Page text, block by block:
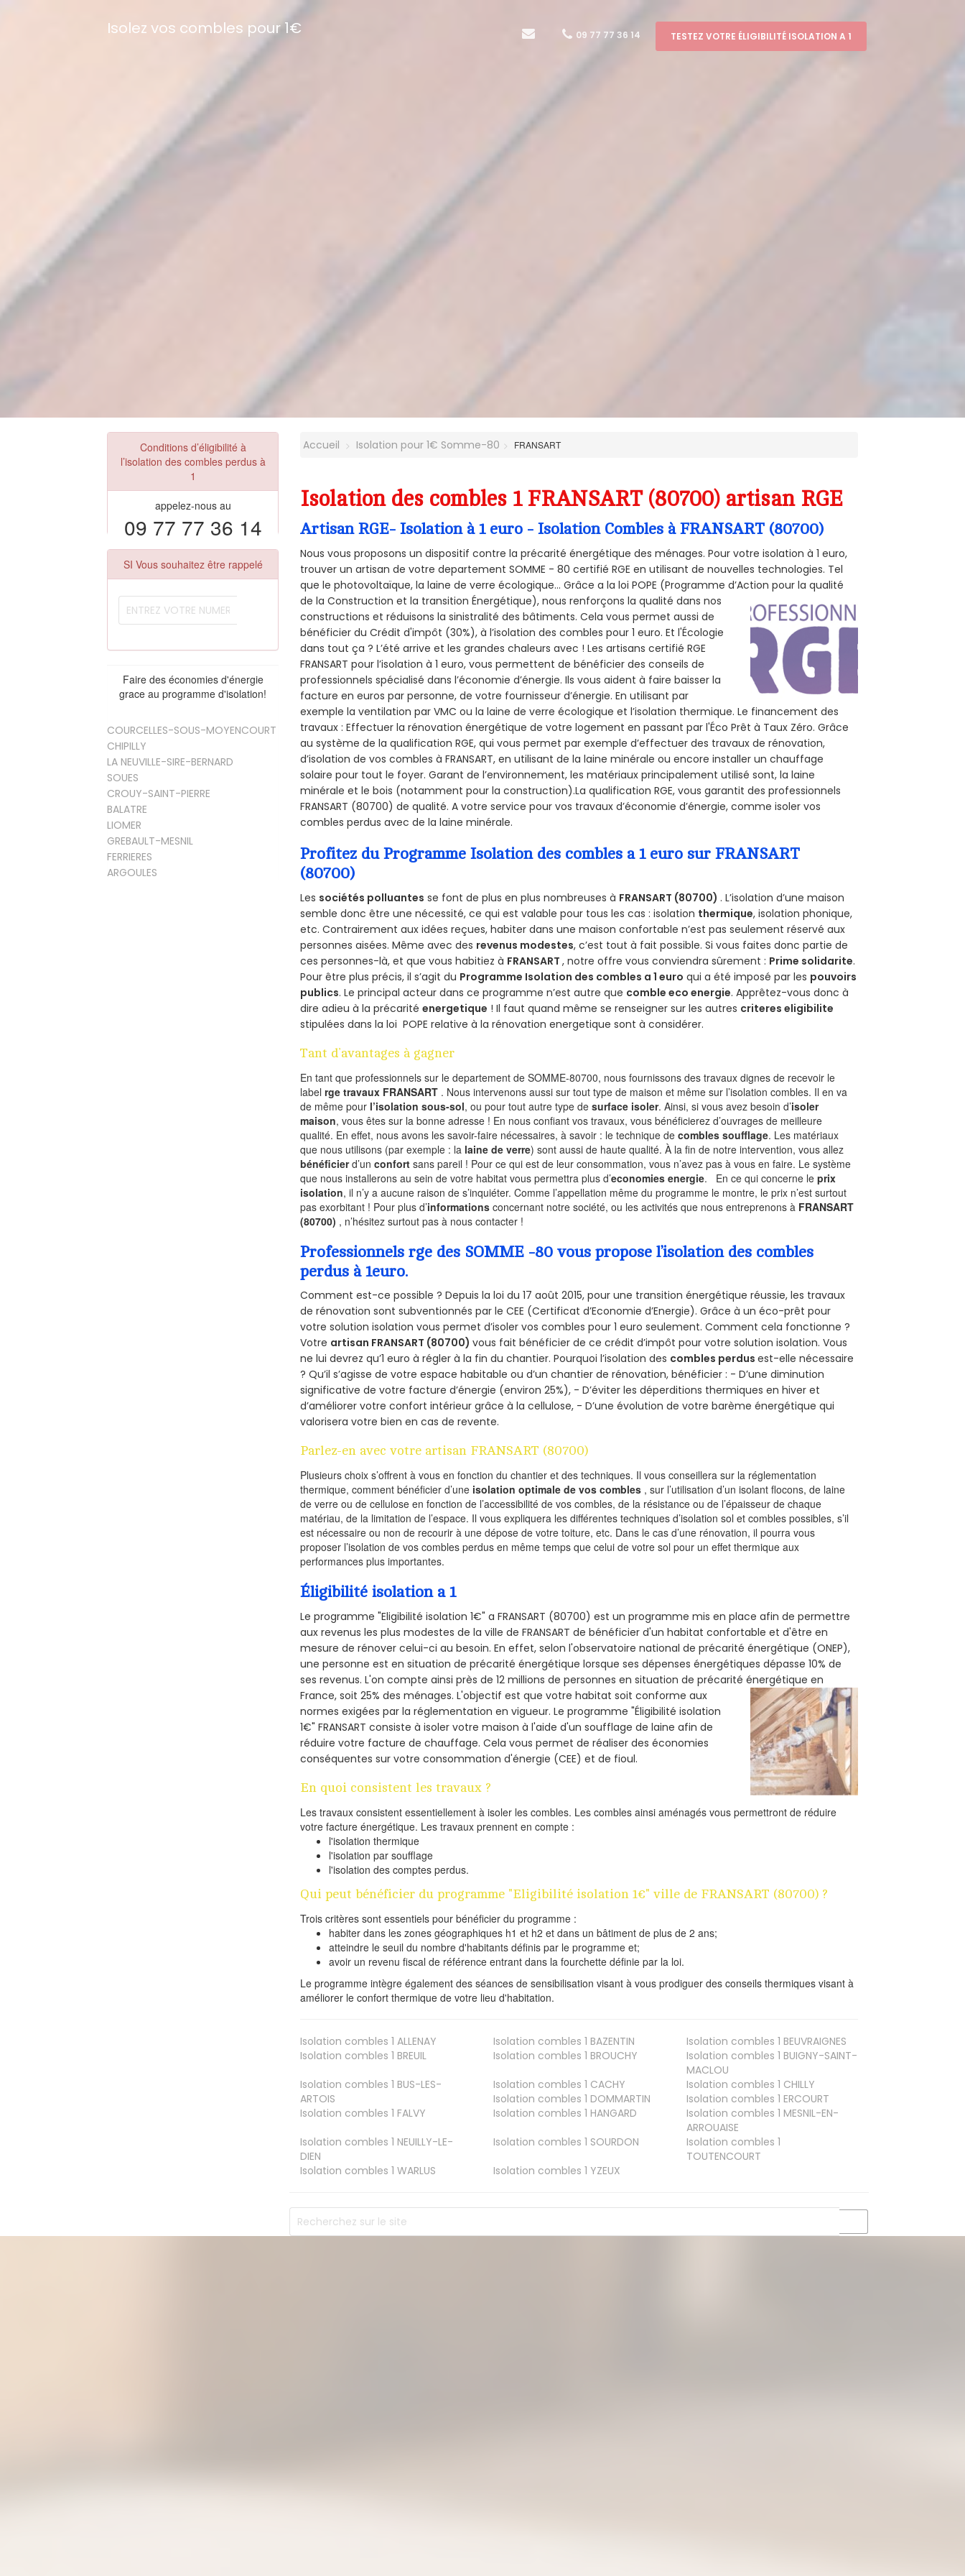
Isolez vos combles pour 1€ 09 77 77 36 14 TESTEZ VOTRE ÉLIGIBILITÉ ISOLATION A 1
Conditions d’éligibilité à
l’isolation des combles perdus à
1
appelez-nous au
09 77 77 36 14
SI Vous souhaitez être rappelé
Faire des économies d'énergie
grace au programme d'isolation!
COURCELLES-SOUS-MOYENCOURT
CHIPILLY
LA NEUVILLE-SIRE-BERNARD
SOUES
CROUY-SAINT-PIERRE
BALATRE
LIOMER
GREBAULT-MESNIL
FERRIERES
ARGOULES
Accueil Isolation pour 1€ Somme-80 FRANSART
Isolation des combles 1 FRANSART (80700) artisan RGE
Artisan RGE- Isolation à 1 euro - Isolation Combles à FRANSART (80700)
Nous vous proposons un dispositif contre la précarité énergétique des ménages. Pour votre isolation à 1 euro,
trouver un artisan de votre departement SOMME - 80 certifié RGE en utilisant de nouvelles technologies. Tel
que le photovoltaïque, la laine de verre écologique... Grâce a la loi POPE (Programme d’Action pour la qualité
de la Construction et la transition Énergétique), nous renforçons la qualité dans nos
constructions et réduisons la sinistralité des bâtiments. Cela vous permet aussi de
bénéficier du Crédit d'impôt (30%), à l’isolation des combles pour 1 euro. Et l'Écologie
dans tout ça ? L’été arrive et les grandes chaleurs avec ! Les artisans certifié RGE
FRANSART pour l’isolation à 1 euro, vous permettent de bénéficier des conseils de
professionnels spécialisé dans l’économie d’énergie. Ils vous aident à faire baisser la
facture en euros par personne, de votre fournisseur d’énergie. En utilisant par
exemple la ventilation par VMC ou la laine de verre écologique et l’isolation thermique. Le financement des
travaux : Effectuer la rénovation énergétique de votre logement en passant par l'Éco Prêt à Taux Zéro. Grâce
au système de la qualification RGE, qui vous permet par exemple d’effectuer des travaux de rénovation,
d’isolation de vos combles à FRANSART, en utilisant de la laine minérale ou encore installer un chauffage
solaire pour tout le foyer. Garant de l’environnement, les matériaux principalement utilisé sont, la laine
minérale et le bois (notamment pour la construction).La qualification RGE, vous garantit des professionnels
FRANSART (80700) de qualité. A votre service pour vos travaux d’économie d’énergie, comme isoler vos
combles perdus avec de la laine minérale.
Profitez du Programme Isolation des combles a 1 euro sur FRANSART
(80700)
Les sociétés polluantes se font de plus en plus nombreuses à FRANSART (80700) . L’isolation d’une maison
semble donc être une nécessité, ce qui est valable pour tous les cas : isolation thermique, isolation phonique,
etc. Contrairement aux idées reçues, habiter dans une maison confortable n’est pas seulement réservé aux
personnes aisées. Même avec des revenus modestes, c’est tout à fait possible. Si vous faites donc partie de
ces personnes-là, et que vous habitiez à FRANSART, notre offre vous conviendra sûrement : Prime solidarite.
Pour être plus précis, il s’agit du Programme Isolation des combles a 1 euro qui a été imposé par les pouvoirs
publics. Le principal acteur dans ce programme n’est autre que comble eco energie. Apprêtez-vous donc à
dire adieu à la précaritéenergetique ! Il faut quand même se renseigner sur les autres criteres eligibilite
stipulées dans la loi POPE relative à la rénovation energetique sont à considérer.
Tant d’avantages à gagner
En tant que professionnels sur le departement de SOMME-80700, nous fournissons des travaux dignes de recevoir le
labelrge travaux FRANSART . Nous intervenons aussi sur tout type de maison et même sur l’isolation combles. Il en va
de même pour l’isolation sous-sol, ou pour tout autre type desurface isoler. Ainsi, si vous avez besoin d’isoler
maison, vous êtes sur la bonne adresse ! En nous confiant vos travaux, vous bénéficierez d’ouvrages de meilleure
qualité. En effet, nous avons les savoir-faire nécessaires, à savoir : le technique decombles soufflage. Les matériaux
que nous utilisons (par exemple : la laine de verre) sont aussi de haute qualité. À la fin de notre intervention, vous allez
bénéficierd’unconfort sans pareil ! Pour ce qui est de leur consommation, vous n’avez pas à vous en faire. Le système
que nous installerons au sein de votre habitat vous permettra plus d’economies energie. En ce qui concerne leprix
isolation, il n’y a aucune raison de s’inquiéter. Comme l’appellation même du programme le montre, le prix n’est surtout
pas exorbitant ! Pour plus d’informations concernant notre société, ou les activités que nous entreprenons à FRANSART
(80700) , n’hésitez surtout pas à nous contacter !
Professionnels rge des SOMME -80 vous propose l’isolation des combles
perdus à 1euro.
Comment est-ce possible ? Depuis la loi du 17 août 2015, pour une transition énergétique réussie, les travaux
de rénovation sont subventionnés par le CEE (Certificat d’Economie d’Energie). Grâce à un éco-prêt pour
votre solution isolation vous permet d’isoler vos combles pour 1 euro seulement. Comment cela fonctionne ?
Votre artisan FRANSART (80700)vous fait bénéficier de ce crédit d’impôt pour votre solution isolation. Vous
ne lui devrez qu’1 euro à régler à la fin du chantier. Pourquoi l’isolation des combles perdusest-elle nécessaire
? Qu’il s’agisse de votre espace habitable ou d’un chantier de rénovation, bénéficier : - D’une diminution
significative de votre facture d’énergie (environ 25%), - D’éviter les déperditions thermiques en hiver et
d’améliorer votre confort intérieur grâce à la cellulose, - D’une évolution de votre barème énergétique qui
valorisera votre bien en cas de revente.
Parlez-en avec votre artisan FRANSART (80700)
Plusieurs choix s’offrent à vous en fonction du chantier et des techniques. Il vous conseillera sur la réglementation
thermique, comment bénéficier d’une isolation optimale de vos combles , sur l’utilisation d’un isolant flocons, de laine
de verre ou de cellulose en fonction de l’accessibilité de vos combles, de la résistance ou de l’épaisseur de chaque
matériau, de la limitation de l’espace. Il vous expliquera les différentes techniques d’isolation sol et combles possibles, s’il
est nécessaire ou non de recourir à une dépose de votre toiture, etc. Dans le cas d’une rénovation, il pourra vous
proposer l’isolation de vos combles perdus en même temps que celui de votre sol pour un effet thermique aux
performances plus importantes.
Éligibilité isolation a 1
Le programme "Eligibilité isolation 1€" a FRANSART (80700) est un programme mis en place afin de permettre
aux revenus les plus modestes de la ville de FRANSART de bénéficier d'un habitat confortable et d'être en
mesure de rénover celui-ci au besoin. En effet, selon l'observatoire national de précarité énergétique (ONEP),
une personne est en situation de précarité énergétique lorsque ses dépenses énergétiques dépasse 10% de
ses revenus. L'on compte ainsi près de 12 millions de personnes en situation de précarité énergétique en
France, soit 25% des ménages.L'objectif est que votre habitat soit conforme aux
normes exigées par la réglementation en vigueur. Le programme "Éligibilité isolation
1€" FRANSART consiste à isoler votre maison à l'aide d'un soufflage de laine afin de
réduire votre facture de chauffage. Cela vous permet de réaliser des économies
conséquentes sur votre consommation d'énergie (CEE) et de fioul.
En quoi consistent les travaux ?
Les travaux consistent essentiellement à isoler les combles. Les combles ainsi aménagés vous permettront de réduire
votre facture énergétique. Les travaux prennent en compte :
l'isolation thermique
l'isolation par soufflage
l'isolation des comptes perdus.
Qui peut bénéficier du programme "Eligibilité isolation 1€" ville de FRANSART (80700) ?
Trois critères sont essentiels pour bénéficier du programme :
habiter dans les zones géographiques h1 et h2 et dans un bâtiment de plus de 2 ans;
atteindre le seuil du nombre d'habitants définis par le programme et;
avoir un revenu fiscal de référence entrant dans la fourchette définie par la loi.
Le programme intègre également des séances de sensibilisation visant à vous prodiguer des conseils thermiques visant à
améliorer le confort thermique de votre lieu d'habitation.
Isolation combles 1 ALLENAY Isolation combles 1 BAZENTIN Isolation combles 1 BEUVRAIGNES
Isolation combles 1 BREUIL Isolation combles 1 BROUCHY Isolation combles 1 BUIGNY-SAINT-
MACLOU
Isolation combles 1 BUS-LES-
ARTOIS
Isolation combles 1 CACHY Isolation combles 1 CHILLY
Isolation combles 1 DOMMARTIN Isolation combles 1 ERCOURT
Isolation combles 1 FALVY Isolation combles 1 HANGARD Isolation combles 1 MESNIL-EN-
ARROUAISE
Isolation combles 1 NEUILLY-LE-
DIEN
Isolation combles 1 SOURDON
Isolation combles 1
TOUTENCOURT
Isolation combles 1 WARLUS Isolation combles 1 YZEUX